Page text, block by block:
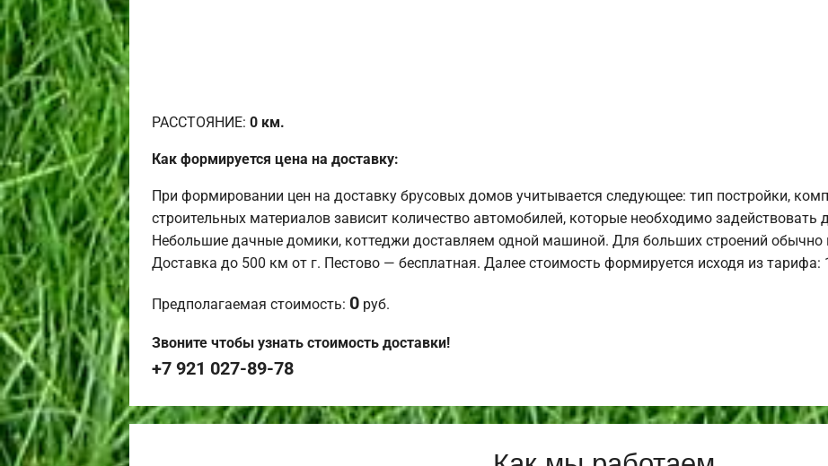
РАССТОЯНИЕ: 0 км.
Как формируется цена на доставку:
При формировании цен на доставку брусовых домов учитывается следующее: тип постройки,
строительных материалов зависит количество автомобилей, которые необходимо задействовать
Небольшие дачные домики, коттеджи доставляем одной машиной. Для больших строений обычно
Доставка до 500 км от г. Пестово — бесплатная. Далее стоимость формируется исходя из тарифа:
Предполагаемая стоимость: 0 руб.
Звоните чтобы узнать стоимость доставки!
+7 921 027-89-78